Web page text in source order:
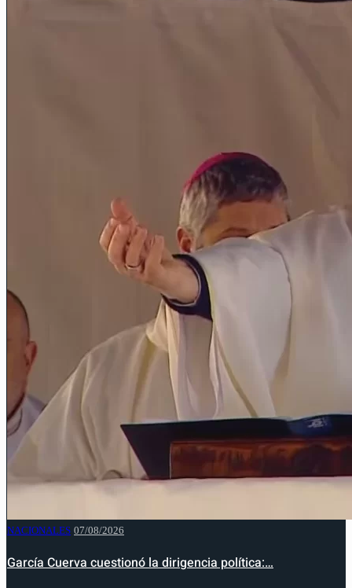
NACIONALES 07/08/2026
García Cuerva cuestionó la dirigencia política:…